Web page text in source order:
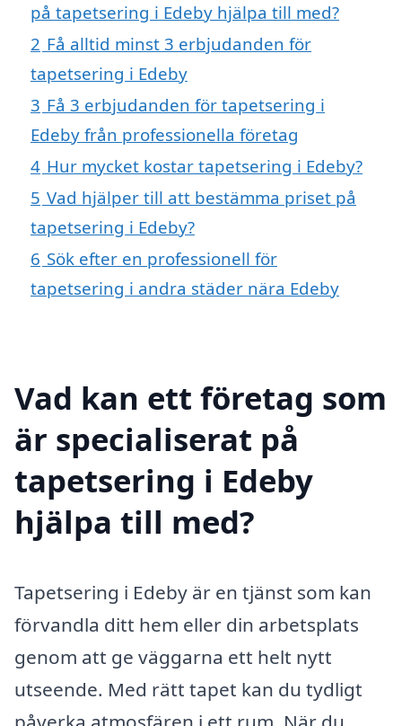
på tapetsering i Edeby hjälpa till med?
2 Få alltid minst 3 erbjudanden för
tapetsering i Edeby
3 Få 3 erbjudanden för tapetsering i
Edeby från professionella företag
4 Hur mycket kostar tapetsering i Edeby?
5 Vad hjälper till att bestämma priset på
tapetsering i Edeby?
6 Sök efter en professionell för
tapetsering i andra städer nära Edeby
Vad kan ett företag som
är specialiserat på
tapetsering i Edeby
hjälpa till med?
Tapetsering i Edeby är en tjänst som kan
förvandla ditt hem eller din arbetsplats
genom att ge väggarna ett helt nytt
utseende. Med rätt tapet kan du tydligt